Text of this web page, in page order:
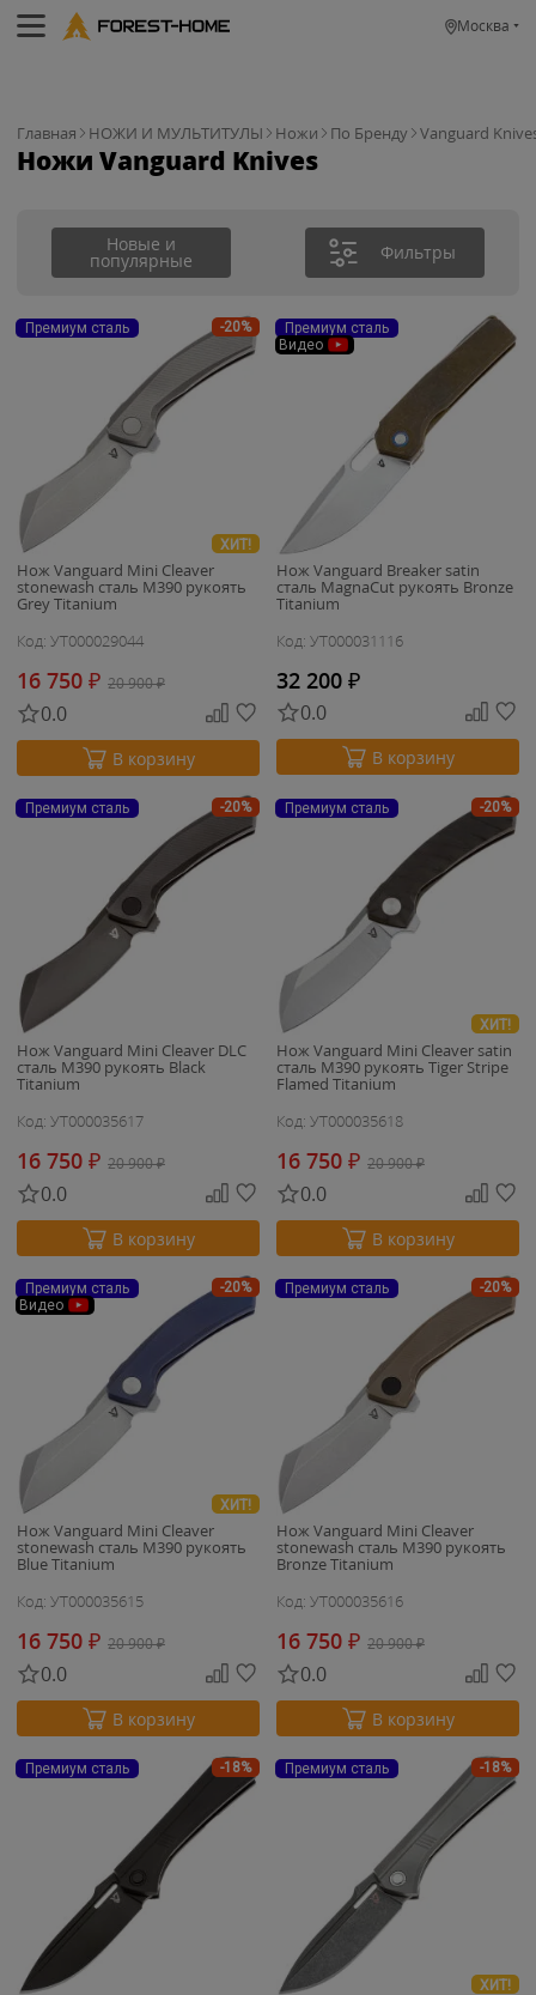
Москва
Главная НОЖИ И МУЛЬТИТУЛЫ Ножи По Бренду Vanguard
Ножи Vanguard Knives
Новые и
популярные Фильтры
-20%
Премиум сталь
ХИТ!
Нож Vanguard Mini Cleaver
stonewash сталь M390 рукоять
Grey Titanium
Код: УТ000029044
16 750 ₽ 20 900₽
0.0
В корзину
Премиум сталь
Видео
Нож Vanguard Breaker satin
сталь MagnaCut рукоять Bronze
Titanium
Код: УТ000031116
32 200 ₽
0.0
В корзину
-20%
Премиум сталь
Нож Vanguard Mini Cleaver DLC
сталь M390 рукоять Black
Titanium
Код: УТ000035617
16 750 ₽ 20 900₽
0.0
В корзину
-20%
Премиум сталь
ХИТ!
Нож Vanguard Mini Cleaver satin
сталь M390 рукоять Tiger Stripe
Flamed Titanium
Код: УТ000035618
16 750 ₽ 20 900₽
0.0
В корзину
-20%
Премиум сталь
Видео
ХИТ!
Нож Vanguard Mini Cleaver
stonewash сталь M390 рукоять
Blue Titanium
Код: УТ000035615
16 750 ₽ 20 900₽
0.0
В корзину
-20%
Премиум сталь
Нож Vanguard Mini Cleaver
stonewash сталь M390 рукоять
Bronze Titanium
Код: УТ000035616
16 750 ₽ 20 900₽
0.0
В корзину
-18%
Премиум сталь -18%
Премиум сталь
ХИТ!